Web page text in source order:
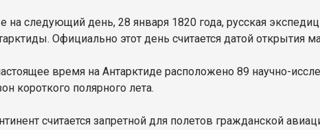
на следующий день, 28 января 1820 года, русская
Официально этот день считается датой открытия
время на Антарктиде расположено 89 научно-
короткого полярного лета.
считается запретной для полетов гражданской